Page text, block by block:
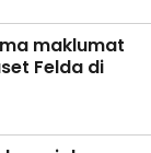
maklumat
Felda di